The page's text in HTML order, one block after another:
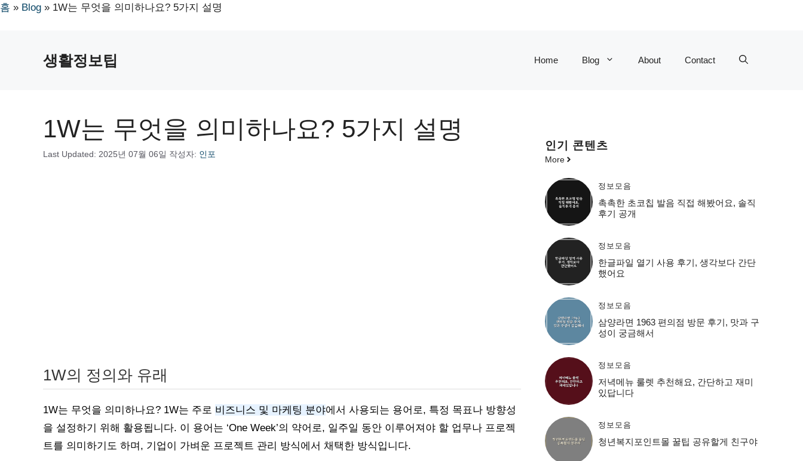
홈 » Blog » 1W는 무엇을 의미하나요? 5가지 설명
생활정보팁 Home Blog About Contact
1W는 무엇을 의미하나요? 5가지 설명
Last Updated: 2025년 07월 06일 작성자: 인포
1W의 정의와 유래
1W는 무엇을 의미하나요? 1W는 주로 비즈니스 및 마케팅 분야에서 사용되는 용어로, 특정 목표나 방향성
을 설정하기 위해 활용됩니다. 이 용어는 ‘One Week’의 약어로, 일주일 동안 이루어져야 할 업무나 프로젝
트를 의미하기도 하며, 기업이 가벼운 프로젝트 관리 방식에서 채택한 방식입니다.
인기 콘텐츠
More
정보모음
촉촉한 초코칩 발음 직접 해봤어요, 솔직
후기 공개
정보모음
한글파일 열기 사용 후기, 생각보다 간단
했어요
정보모음
삼양라면 1963 편의점 방문 후기, 맛과 구
성이 궁금해서
정보모음
저녁메뉴 룰렛 추천해요, 간단하고 재미
있답니다
정보모음
청년복지포인트몰 꿀팁 공유할게 친구야